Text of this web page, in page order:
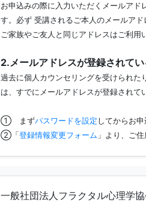
お申込みの際に入力いただくメールアド
す。必ず 受講されるご本人のメールアド
ご家族やご友人と同じアドレスはご利用
2.メールアドレスが登録されて
過去に個人カウンセリングを受けられ
は、すでにメールアドレスが登録されて
① まずパスワードを設定してからお申
②「登録情報変更フォーム 」より、ご
一般社団法人フラクタル心理学